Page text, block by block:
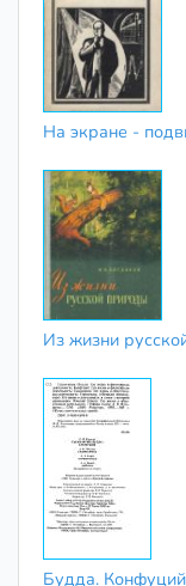
На экране -
Из жизни
Будда.